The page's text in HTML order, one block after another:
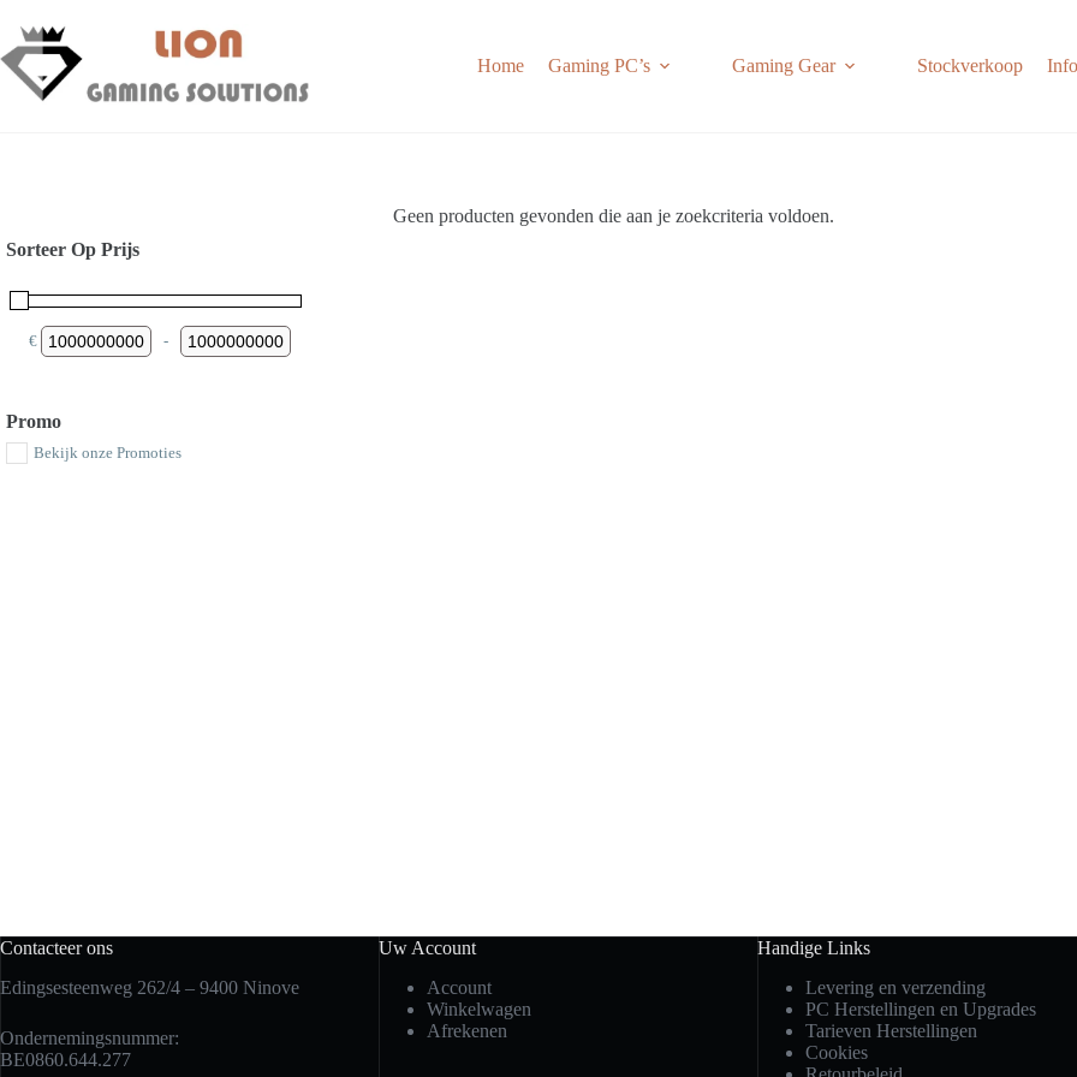
content
Home Gaming PC’s Gaming Gear Stockverkoop
Geen producten gevonden die aan je zoekcriteria voldoen.
Sorteer Op Prijs
€ Minimum Price
-Maximum Price
Promo
Bekijk onze Promoties
Contacteer ons
Edingsesteenweg 262/4 – 9400 Ninove
Ondernemingsnummer:
BE0860.644.277
Uw Account
Account
Winkelwagen
Afrekenen
Handige Links
Levering en verzending
PC Herstellingen en Upgrades
Tarieven Herstellingen
Cookies